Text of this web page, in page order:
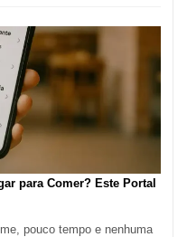
como
reservar
Paulo
para Comer? Este Portal
pouco tempo e nenhuma